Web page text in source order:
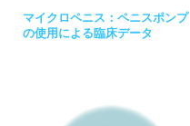
マイクロペニス：ペニスポンプ
の使用による臨床データ